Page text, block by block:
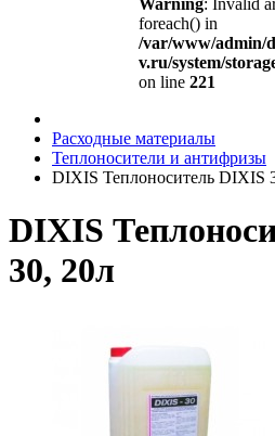
Warning: Invalid
foreach() in
/var/www/admin/
v.ru/system/
on line 221
Расходные материалы
Теплоносители и антифризы
DIXIS Теплоноситель DIXIS
DIXIS
30, 20л